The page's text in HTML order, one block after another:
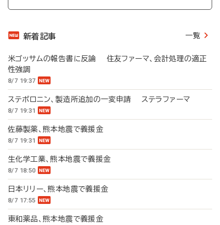
新着記事 一覧
米ゴッサムの報告書に反論 住友ファーマ、会計処理の適正
性強調
8/7 19:37
ステボロニン、製造所追加の一変申請 ステラファーマ
8/7 19:31
佐藤製薬、熊本地震で義援金
8/7 19:31
生化学工業、熊本地震で義援金
8/7 18:50
日本リリー、熊本地震で義援金
8/7 17:55
東和薬品、熊本地震で義援金